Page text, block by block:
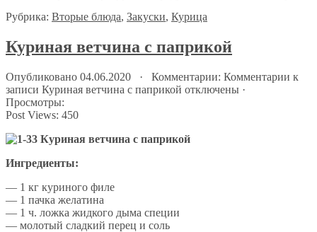
Рубрика: Вторые блюда, Закуски, Курица
Куриная ветчина с паприкой
Опубликовано 04.06.2020 · Комментарии: Комментарии к
записи Куриная ветчина с паприкой отключены ·
Просмотры:
Post Views: 450
Ингредиенты:
— 1 кг куриного филе
— 1 пачка желатина
— 1 ч. ложка жидкого дыма специи
— молотый сладкий перец и соль